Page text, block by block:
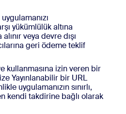
yükümlülük altına
veya devre dışı
geri ödeme teklif
kullanmasına izin veren bir
Yayınlanabilir bir URL
uygulamanızın sınırlı,
kendi takdirine bağlı olarak